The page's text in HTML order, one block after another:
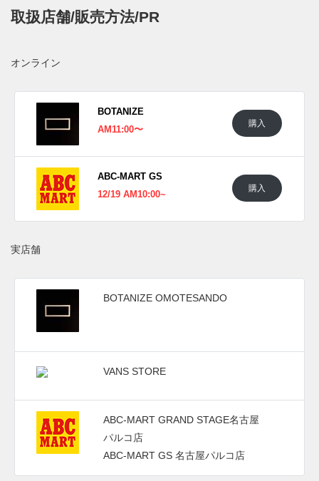
日々のガーデニングでの汚れを防ぐ、機能的な仕上がりとな
ア・オベサ"がプリントされたインソールなど、細部にまで
こだわりが詰め込まれた珠玉のコラボレーションに仕上がっ
ている。
日本国内では2022年12月17日に一部のバンズ取扱店にて発
TwitterやFacebookなどで報告したい。
取扱店舗/販売方法/PR
オンライン
BOTANIZE
AM11:00〜
購入
ABC-MART GS
12/19 AM10:00~
購入
実店舗
BOTANIZE OMOTESANDO
VANS STORE
ABC-MART GRAND STAGE名古屋
パルコ店
ABC-MART GS 名古屋パルコ店